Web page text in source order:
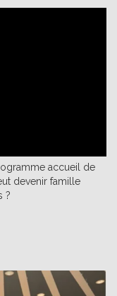
accueil de
devenir famille
?